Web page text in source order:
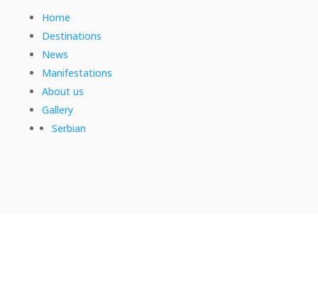
Home
Destinations
News
Manifestations
About us
Gallery
Serbian